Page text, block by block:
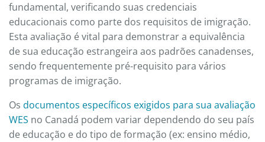
fundamental, verificando suas credenciais
educacionais como parte dos requisitos de imigração.
Esta avaliação é vital para demonstrar a equivalência
de sua educação estrangeira aos padrões canadenses,
sendo frequentemente pré-requisito para vários
programas de imigração.
Os documentos específicos exigidos para sua avaliação
WES no Canadá podem variar dependendo do seu país
de educação e do tipo de formação (ex: ensino médio,